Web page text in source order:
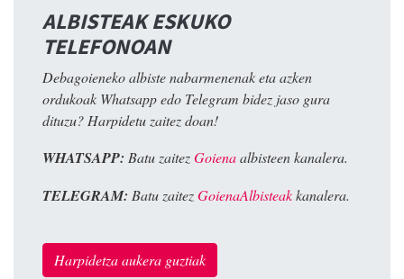
ALBISTEAK ESKUKO
TELEFONOAN
Debagoieneko albiste nabarmenenak eta azken
ordukoak Whatsapp edo Telegram bidez jaso gura
dituzu? Harpidetu zaitez doan!
WHATSAPP: Batu zaitezGoienaalbisteen kanalera.
TELEGRAM: Batu zaitezGoienaAlbisteakkanalera.
Harpidetza aukera guztiak